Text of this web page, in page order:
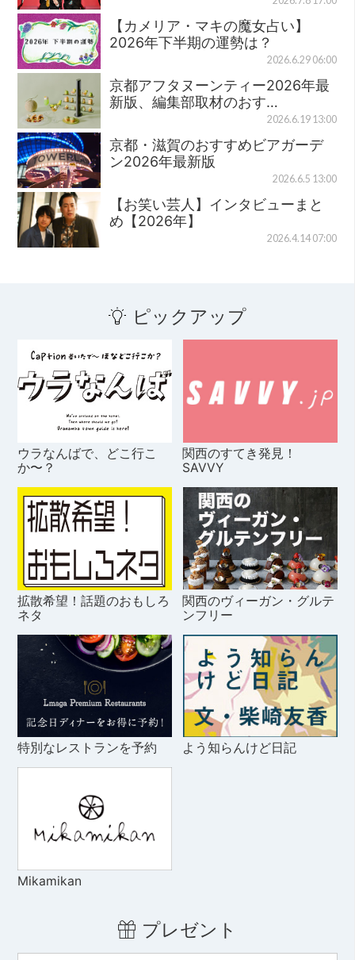
【カメリア・マキの魔女占い】
2026年下半期の運勢は？
2026.6.29 06:00
京都アフタヌーンティー2026年最
新版、編集部取材のおす…
2026.6.19 13:00
京都・滋賀のおすすめビアガーデ
ン2026年最新版
2026.6.5 13:00
【お笑い芸人】インタビューまと
め【2026年】
2026.4.14 07:00
ピックアップ
ウラなんばで、どこ行こ
か〜？
関西のすてき発見！
SAVVY
拡散希望！話題のおもしろ
ネタ
関西のヴィーガン・グルテ
ンフリー
特別なレストランを予約 よう知らんけど日記
Mikamikan
プレゼント